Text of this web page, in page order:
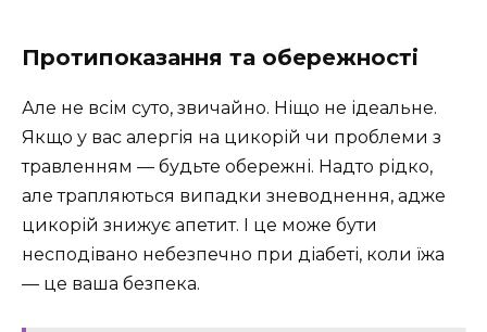
Протипоказання та обережності
Але не всім суто, звичайно. Ніщо не ідеальне.
Якщо у вас алергія на цикорій чи проблеми з
травленням — будьте обережні. Надто рідко,
але трапляються випадки зневоднення, адже
цикорій знижує апетит. І це може бути
несподівано небезпечно при діабеті, коли їжа
— це ваша безпека.